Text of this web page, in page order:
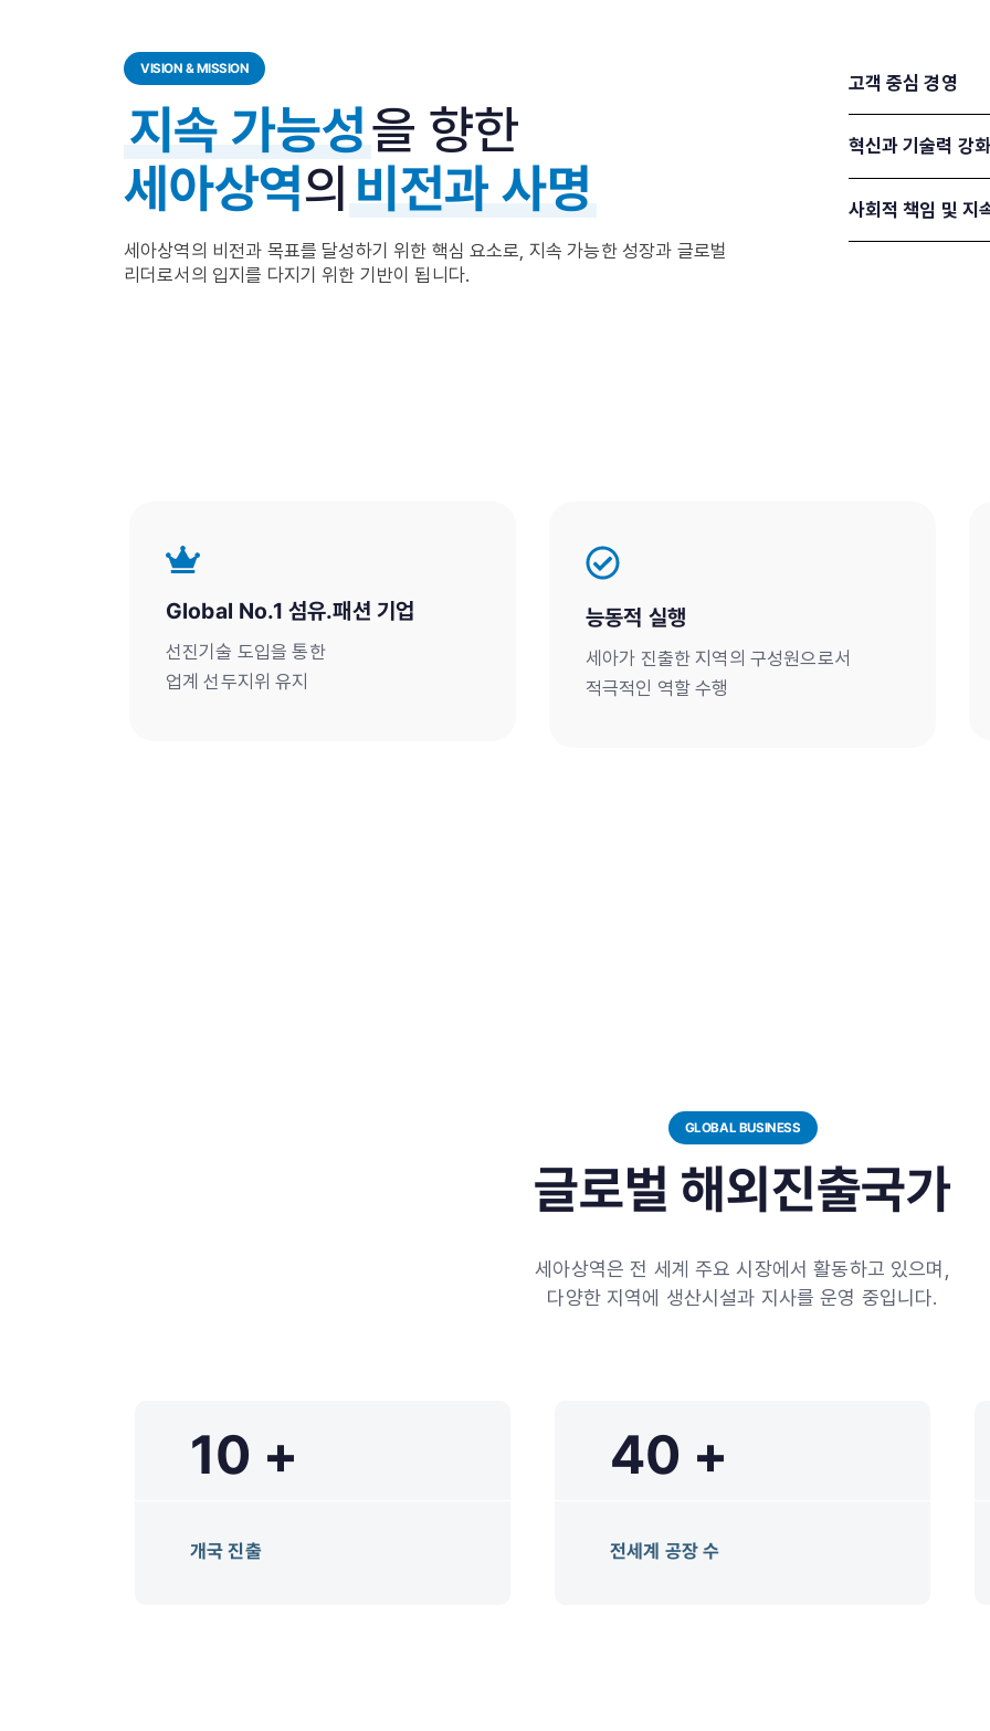
VISION & MISSION
지속 가능성을 향한
세아상역의 비전과 사명
세아상역의 비전과 목표를 달성하기 위한 핵심 요소로, 지속 가능한 성장과 글로벌
리더로서의 입지를 다지기 위한 기반이 됩니다.
고객 중심 경영
혁신과 기술력 강화
사회적 책임 및 지
Global No.1 섬유.패션 기업
선진기술 도입을 통한
업계 선두지위 유지
능동적 실행
세아가 진출한 지역의 구성원으로서
적극적인 역할 수행​
GLOBAL BUSINESS
글로벌 해외진출국가
세아상역은 전 세계 주요 시장에서 활동하고 있으며,
다양한 지역에 생산시설과 지사를 운영 중입니다.
10 +
개국 진출
40 +
전세계 공장 수